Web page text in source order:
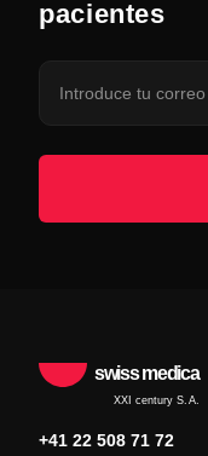
pacientes
swiss medica
XXI century S.A.
+41 22 508 71 72